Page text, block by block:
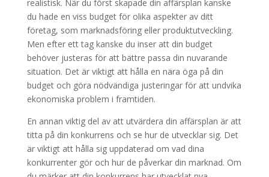
realistisk. När du först skapade din affärsplan kanske
du hade en viss budget för olika aspekter av ditt
företag, som marknadsföring eller produktutveckling.
Men efter ett tag kanske du inser att din budget
behöver justeras för att bättre passa din nuvarande
situation. Det är viktigt att hålla en nära öga på din
budget och göra nödvändiga justeringar för att undvika
ekonomiska problem i framtiden.
En annan viktig del av att utvärdera din affärsplan är att
titta på din konkurrens och se hur de utvecklar sig. Det
är viktigt att hålla sig uppdaterad om vad dina
konkurrenter gör och hur de påverkar din marknad. Om